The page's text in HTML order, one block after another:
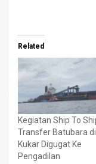
Related
Kegiatan Ship To
Transfer Batubara di
Kukar Digugat Ke
Pengadilan